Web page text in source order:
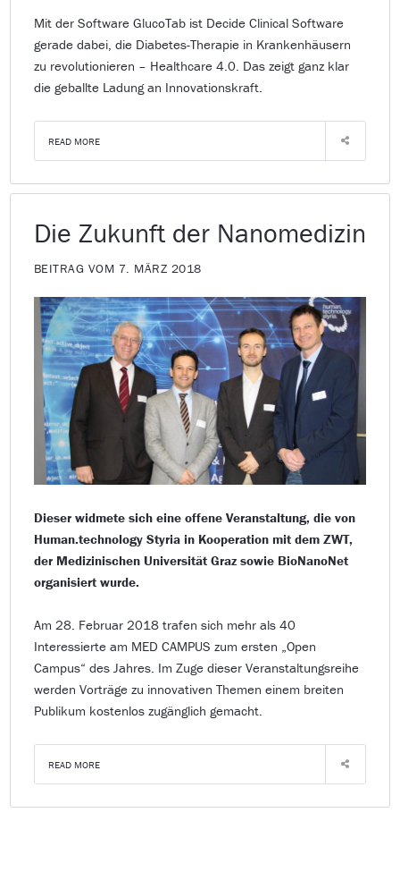
Mit der Software GlucoTab ist Decide Clinical Software
gerade dabei, die Diabetes-Therapie in Krankenhäusern
zu revolutionieren – Healthcare 4.0. Das zeigt ganz klar
die geballte Ladung an Innovationskraft.
READ MORE
Die Zukunft der Nanomedizin
BEITRAG VOM 7. MÄRZ 2018
Dieser widmete sich eine offene Veranstaltung, die von
Human.technology Styria in Kooperation mit dem ZWT,
der Medizinischen Universität Graz sowie BioNanoNet
organisiert wurde.
Am 28. Februar 2018 trafen sich mehr als 40
Interessierte am MED CAMPUS zum ersten „Open
Campus“ des Jahres. Im Zuge dieser Veranstaltungsreihe
werden Vorträge zu innovativen Themen einem breiten
Publikum kostenlos zugänglich gemacht.
READ MORE